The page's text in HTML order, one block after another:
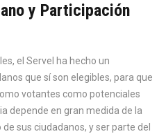
y Participación
el Servel ha hecho un
que sí son elegibles, para que
votantes como potenciales
depende en gran medida de la
sus ciudadanos, y ser parte del